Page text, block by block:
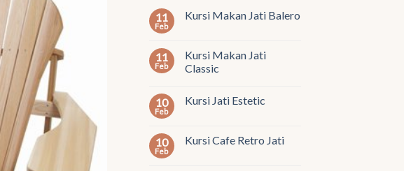
11
Feb
Kursi Makan Jati Balero
11
Feb
Kursi Makan Jati
Classic
10
Feb
Kursi Jati Estetic
10
Feb
Kursi Cafe Retro Jati